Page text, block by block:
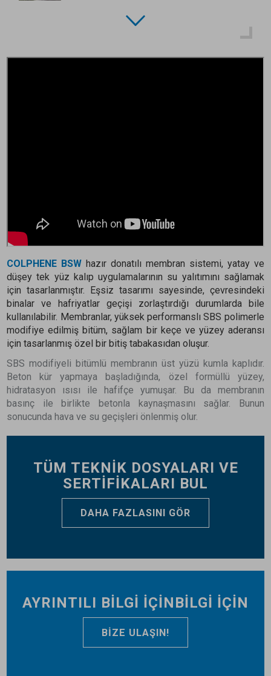
COLPHENE BSW hazır donatılı membran sistemi, yatay ve
düşey tek yüz kalıp uygulamalarının su yalıtımını sağlamak
için tasarlanmıştır. Eşsiz tasarımı sayesinde, çevresindeki
binalar ve hafriyatlar geçişi zorlaştırdığı durumlarda bile
kullanılabilir. Membranlar, yüksek performanslı SBS polimerle
modifiye edilmiş bitüm, sağlam bir keçe ve yüzey aderansı
için tasarlanmış özel bir bitiş tabakasıdan oluşur.
SBS modifiyeli bitümlü membranın üst yüzü kumla kaplıdır.
Beton kür yapmaya başladığında, özel formüllü yüzey,
hidratasyon ısısı ile hafifçe yumuşar. Bu da membranın
basınç ile birlikte betonla kaynaşmasını sağlar. Bunun
sonucunda hava ve su geçişleri önlenmiş olur.
TÜM TEKNİK DOSYALARI VE
SERTİFİKALARI BUL
DAHA FAZLASINI GÖR
AYRINTILI BİLGİ İÇİNBİLGİ İÇİN
BIZE ULAŞIN!